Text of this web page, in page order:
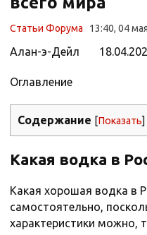
Статьи Форума 13:40, 04
Алан-э-Дейл
Оглавление
Содержание [Показать]
Какая водка в
Какая хорошая водка в
самостоятельно,
характеристики можно,